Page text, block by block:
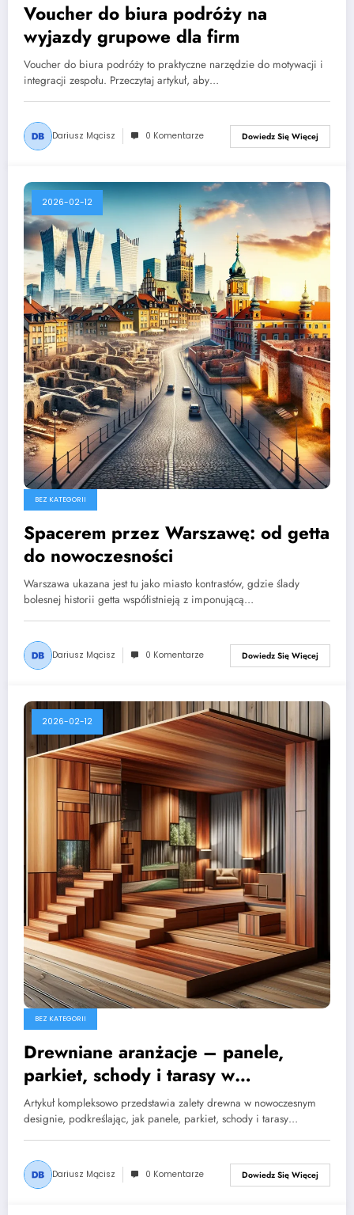
Voucher do biura podróży na
wyjazdy grupowe dla firm
Voucher do biura podróży to praktyczne narzędzie do motywacji i
integracji zespołu. Przeczytaj artykuł, aby…
Dariusz Mącisz 0 Komentarze Dowiedz Się Więcej
2026-02-12
BEZ KATEGORII
Spacerem przez Warszawę: od getta
do nowoczesności
Warszawa ukazana jest tu jako miasto kontrastów, gdzie ślady
bolesnej historii getta współistnieją z imponującą…
Dariusz Mącisz 0 Komentarze Dowiedz Się Więcej
2026-02-12
BEZ KATEGORII
Drewniane aranżacje – panele,
parkiet, schody i tarasy w
nowoczesnych wnętrzach
Artykuł kompleksowo przedstawia zalety drewna w nowoczesnym
designie, podkreślając, jak panele, parkiet, schody i tarasy…
Dariusz Mącisz 0 Komentarze Dowiedz Się Więcej